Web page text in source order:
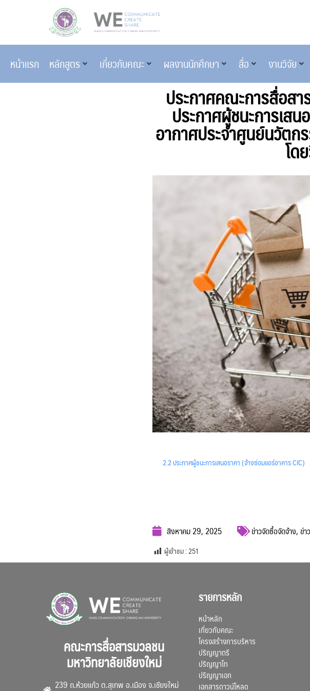
หน้าแรก หลักสูตร เกี่ยวกับคณะ ผลงานนักศึกษา สื่อ งานวิจัย
ประกาศคณะการสื่อสา
ประกาศผู้ชนะการเส
อากาศประจำศูนย์นวัตก
โด
2.2 ประกาศผู้ชนะการเสนอราคา (จ้างซ่อมแอร์อาคาร CIC)
สิงหาคม 29, 2025 ข่าวจัดซื้อจัดจ้าง,ข่
ผู้เข้าชม :251
คณะการสื่อสารมวลชน
มหาวิทยาลัยเชียงใหม่
239 ถ.ห้วยแก้ว ต.สุเทพ อ.เมือง จ.เชียงใหม่
รายการหลัก
หน้าหลัก
เกี่ยวกับคณะ
โครงสร้างการบริหาร
ปริญญาตรี
ปริญญาโท
ปริญญาเอก
เอกสารดาวน์โหลด